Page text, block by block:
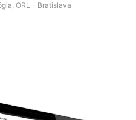
ORL - Bratislava